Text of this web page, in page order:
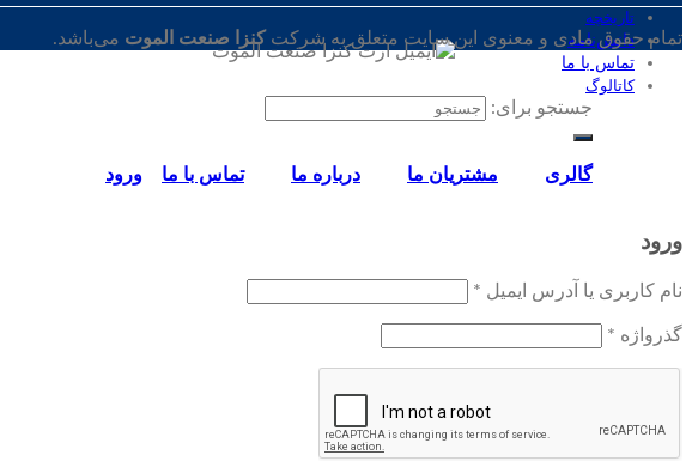
تاریخچه
دانش‌نامه
تماس‌ با‌ ما
کاتالوگ
تمام حقوق مادی و معنوی این سایت متعلق به شرکت کنزا صنعت الموت می‌باشد.
جستجو برای:
گالری مشتریان ما درباره ما تماس‌ با‌ ما ورود
ورود
نام کاربری یا آدرس ایمیل *
گذرواژه *